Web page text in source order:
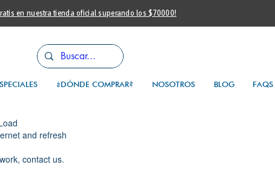
en nuestra tienda oficial superando los $70000!
¿DÓNDE COMPRAR? NOSOTROS BLOG FAQS
and refresh
contact us.